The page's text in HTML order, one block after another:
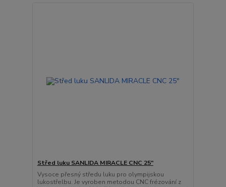
Střed luku SANLIDA MIRACLE CNC 25"
Vysoce přesný středu luku pro olympijskou
lukostřelbu. Je vyroben metodou CNC frézování z